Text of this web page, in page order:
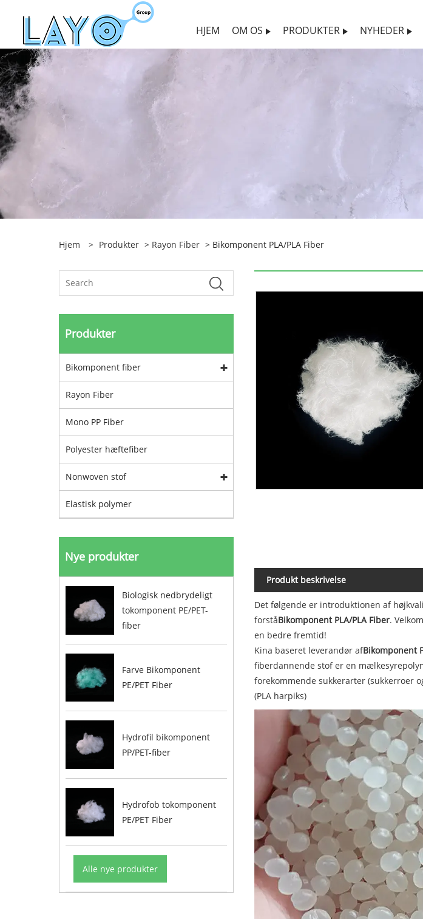
HJEM OM OS PRODUKTER NYHEDER
Hjem > Produkter > Rayon Fiber > Bikomponent PLA/PLA Fiber
Produkter
Bikomponent fiber
Rayon Fiber
Mono PP Fiber
Polyester hæftefiber
Nonwoven stof
Elastisk polymer
Nye produkter
Biologisk nedbrydeligt
tokomponent PE/PET-
fiber
Farve Bikomponent
PE/PET Fiber
Hydrofil bikomponent
PP/PET-fiber
Hydrofob tokomponent
PE/PET Fiber
Alle nye produkter
Produkt beskrivelse
Det følgende er introduktionen af
forståBikomponent PLA/PLA Fiber.
en bedre fremtid!
Kina baseret leverandør afBikomponent
fiberdannende stof er en
forekommende sukkerarter (sukkerroer
(PLA harpiks)